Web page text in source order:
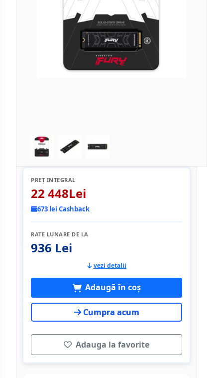
PREȚ INTEGRAL
22 448Lei
673 lei Cashback
RATE LUNARE DE LA
936 Lei
vezi detalii
Adaugă în coș
Cumpra acum
Adauga la favorite